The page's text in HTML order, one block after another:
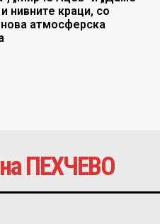
и нивните краци, со
нова атмосферска
ПЕХЧЕВО